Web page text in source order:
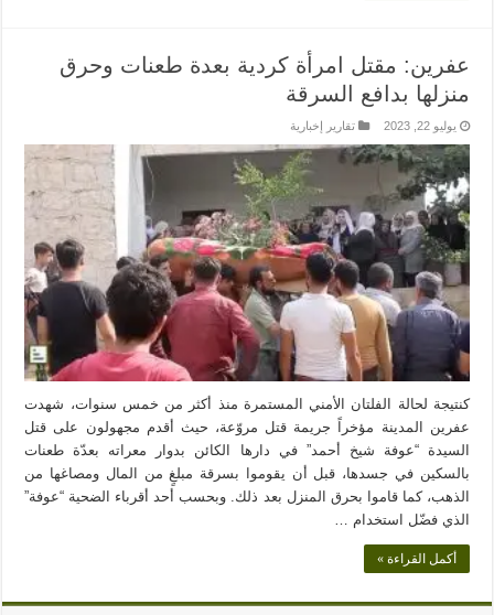
عفرين: مقتل امرأة كردية بعدة طعنات وحرق
منزلها بدافع السرقة
يوليو 22, 2023 تقارير إخبارية
كنتيجة لحالة الفلتان الأمني المستمرة منذ أكثر من خمس سنوات، شهدت
عفرين المدينة مؤخراً جريمة قتل مروّعة، حيث أقدم مجهولون على قتل
السيدة “عوفة شيخ أحمد” في دارها الكائن بدوار معراته بعدّة طعنات
بالسكين في جسدها، قبل أن يقوموا بسرقة مبلغٍ من المال ومصاغها من
الذهب، كما قاموا بحرق المنزل بعد ذلك. وبحسب أحد أقرباء الضحية “عوفة”
الذي فضّل استخدام …
أكمل القراءة »